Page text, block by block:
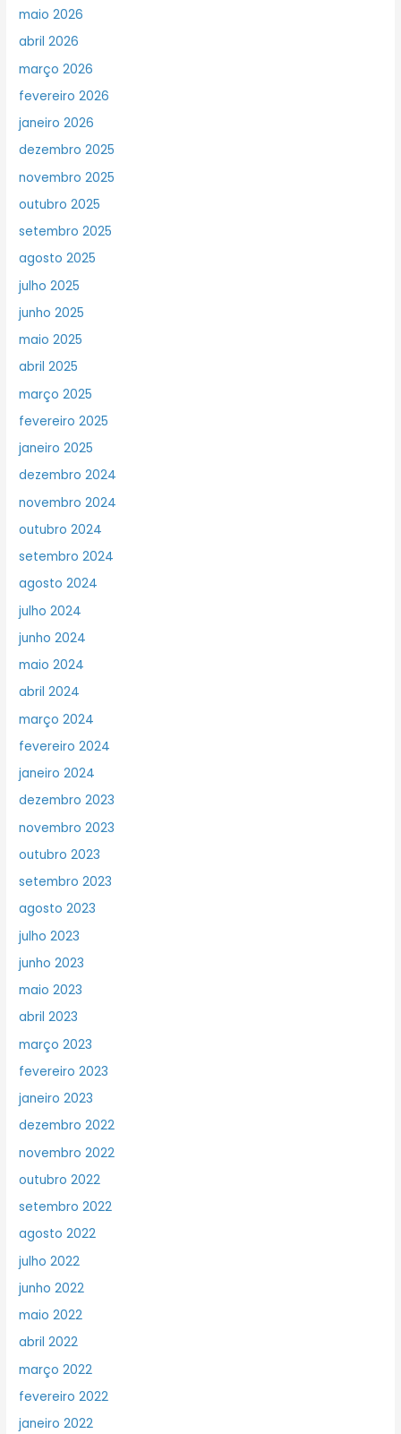
maio 2026
abril 2026
março 2026
fevereiro 2026
janeiro 2026
dezembro 2025
novembro 2025
outubro 2025
setembro 2025
agosto 2025
julho 2025
junho 2025
maio 2025
abril 2025
março 2025
fevereiro 2025
janeiro 2025
dezembro 2024
novembro 2024
outubro 2024
setembro 2024
agosto 2024
julho 2024
junho 2024
maio 2024
abril 2024
março 2024
fevereiro 2024
janeiro 2024
dezembro 2023
novembro 2023
outubro 2023
setembro 2023
agosto 2023
julho 2023
junho 2023
maio 2023
abril 2023
março 2023
fevereiro 2023
janeiro 2023
dezembro 2022
novembro 2022
outubro 2022
setembro 2022
agosto 2022
julho 2022
junho 2022
maio 2022
abril 2022
março 2022
fevereiro 2022
janeiro 2022